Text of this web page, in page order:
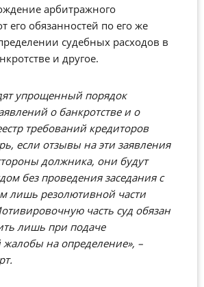
арбитражного
его обязанностей по его же
судебных расходов в
и другое.
упрощенный порядок
о банкротстве и о
требований кредиторов
если отзывы на эти заявления
должника, они будут
без проведения заседания с
лишь резолютивной части
часть суд обязан
лишь при подаче
на определение», –